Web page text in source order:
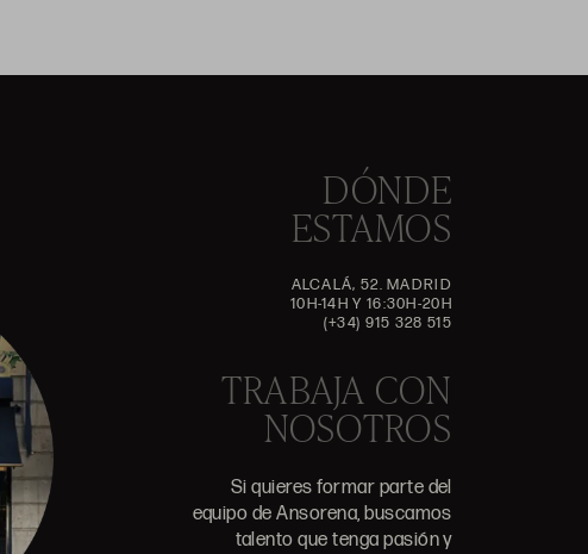
DÓNDE
ESTAMOS
ALCALÁ, 52. MADRID
10H-14H Y 16:30H-20H
(+34) 915 328 515
TRABAJA CON
NOSOTROS
Si quieres formar parte del
equipo de Ansorena, buscamos
talento que tenga pasión y